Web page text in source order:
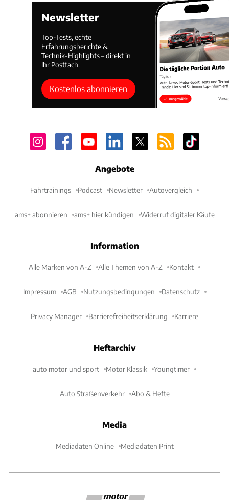
Newsletter
Top-Tests, echte
Erfahrungsberichte &
Technik-Highlights – direkt in
Ihr Postfach.
Kostenlos abonnieren
Angebote
Fahrtrainings Podcast Newsletter Autovergleich
ams+ abonnieren ams+ hier kündigen Widerruf digitaler Käufe
Information
Alle Marken von A-Z Alle Themen von A-Z Kontakt
Impressum AGB Nutzungsbedingungen Datenschutz
Privacy Manager Barrierefreiheitserklärung Karriere
Heftarchiv
auto motor und sport Motor Klassik Youngtimer
Auto Straßenverkehr Abo & Hefte
Media
Mediadaten Online Mediadaten Print